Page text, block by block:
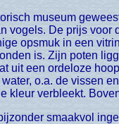
vogels. De prijs
opsmuk in een
is. Zijn poten
uit een ordeloze
o.a. de vissen
kleur verbleekt.
smaakvol